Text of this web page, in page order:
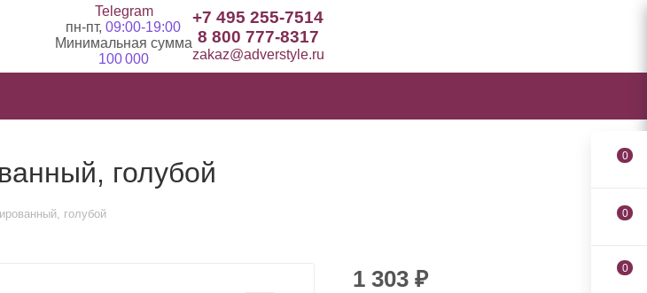
Telegram
пн-пт, 09:00-19:00
Минимальная сумма
100 000
+7 495 255-7514
8 800 777-8317
zakaz@adverstyle.ru
голубой
голубой
1 303 ₽
0
0
0